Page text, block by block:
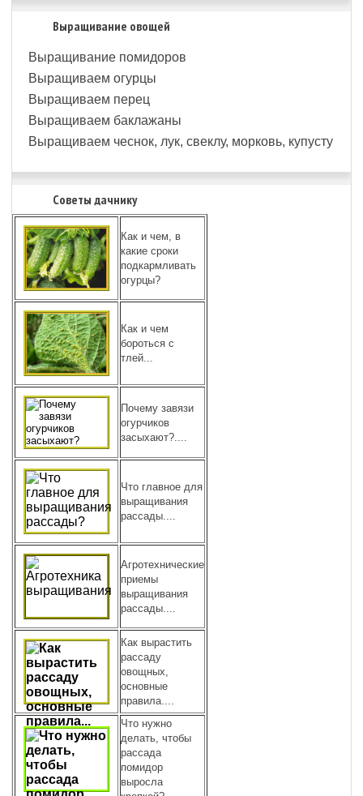
Выращивание овощей
Выращивание помидоров
Выращиваем огурцы
Выращиваем перец
Выращиваем баклажаны
Выращиваем чеснок, лук, свеклу, морковь, купусту
Советы дачнику
Как и чем, в
какие сроки
подкармливать
огурцы?
Как и чем
бороться с
тлей...
Почему завязи
огурчиков
засыхают?....
Что главное для
выращивания
рассады....
Агротехнические
приемы
выращивания
рассады....
Как вырастить
рассаду
овощных,
основные
правила....
Что нужно
делать, чтобы
рассада
помидор
выросла